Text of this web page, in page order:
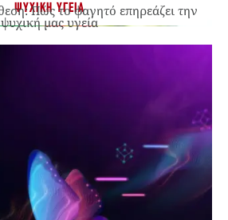
ΨΥΧΙΚΗ ΥΓΕΙΑ
Πώς το φαγητό επηρεάζει την
ψυχική μας υγεία